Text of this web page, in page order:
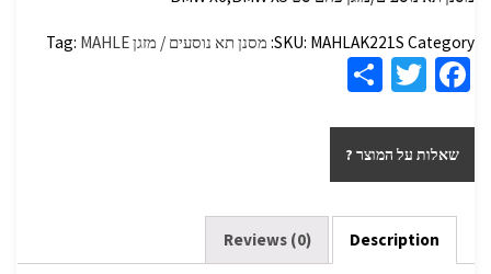
SKU: MAHLAK221S Category: מסנן תא נוסעים / מזגן Tag: MAHLE
Fa
b
o
o
k
T
tt
er
ar
e
שאלות על המוצר ?
Description
Reviews (0)